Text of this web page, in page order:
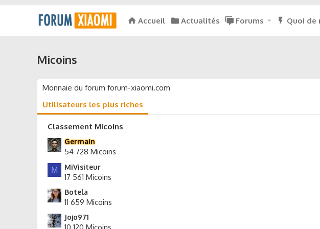
Accueil Actualités Forums Quoi de
Micoins
Monnaie du forum forum-xiaomi.com
Utilisateurs les plus riches
Classement Micoins
Germain
54 728 Micoins
M MiVisiteur
17 561 Micoins
Botela
11 659 Micoins
Jojo971